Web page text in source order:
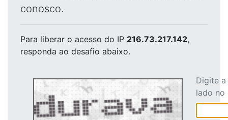
conosco.
Para liberar o acesso do IP 216.73.217.142,
responda ao desafio abaixo.
Digite
lado no